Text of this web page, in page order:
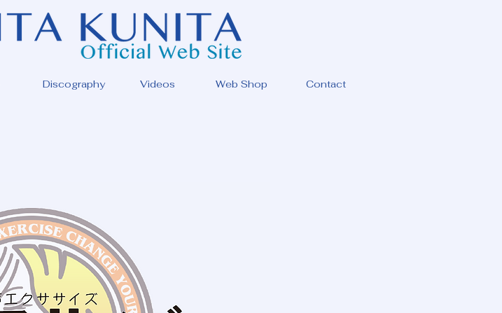
Discography Videos Web Shop Contact